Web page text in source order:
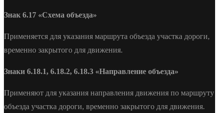
Знак 6.17 «Схема объезда»
Применяется для указания маршрута объезда участка дороги,
временно закрытого для движения.
Знаки 6.18.1, 6.18.2, 6.18.3 «Направление объезда»
Применяют для указания направления движения по маршруту
объезда участка дороги, временно закрытого для движения.